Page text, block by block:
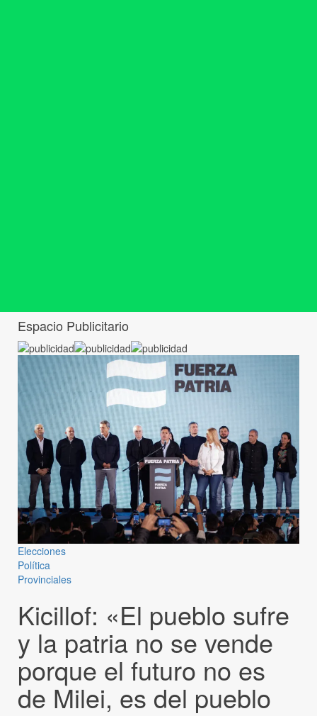
Espacio Publicitario
Elecciones
Política
Provinciales
Kicillof: «El pueblo sufre
y la patria no se vende
porque el futuro no es
de Milei, es del pueblo